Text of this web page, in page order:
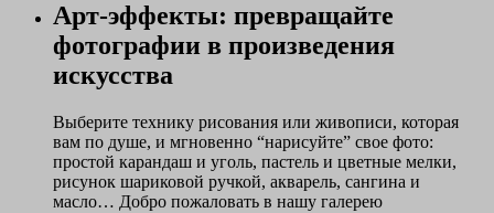
Арт-эффекты: превращайте
фотографии в произведения
искусства
Выберите технику рисования или живописи, которая
вам по душе, и мгновенно “нарисуйте” свое фото:
простой карандаш и уголь, пастель и цветные мелки,
рисунок шариковой ручкой, акварель, сангина и
масло… Добро пожаловать в нашу галерею